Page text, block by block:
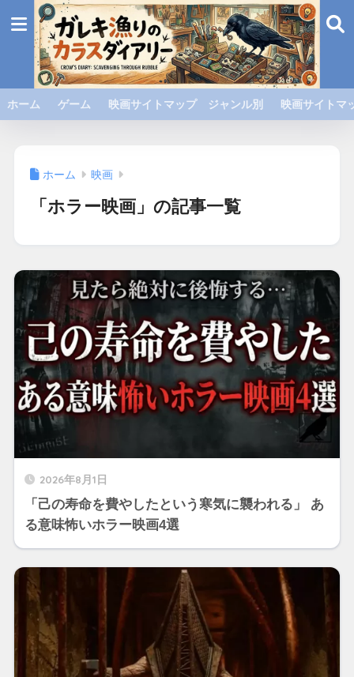
ホーム ゲーム 映画サイトマップ ジャンル別 映画サイト
ホーム 映画
「ホラー映画」の記事一覧
2026年8月1日
「己の寿命を費やしたという寒気に襲われる」 あ
る意味怖いホラー映画4選